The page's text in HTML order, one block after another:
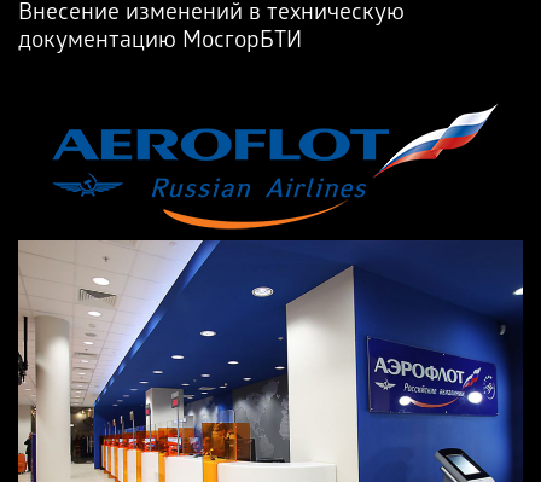
Внесение изменений в техническую
документацию МосгорБТИ